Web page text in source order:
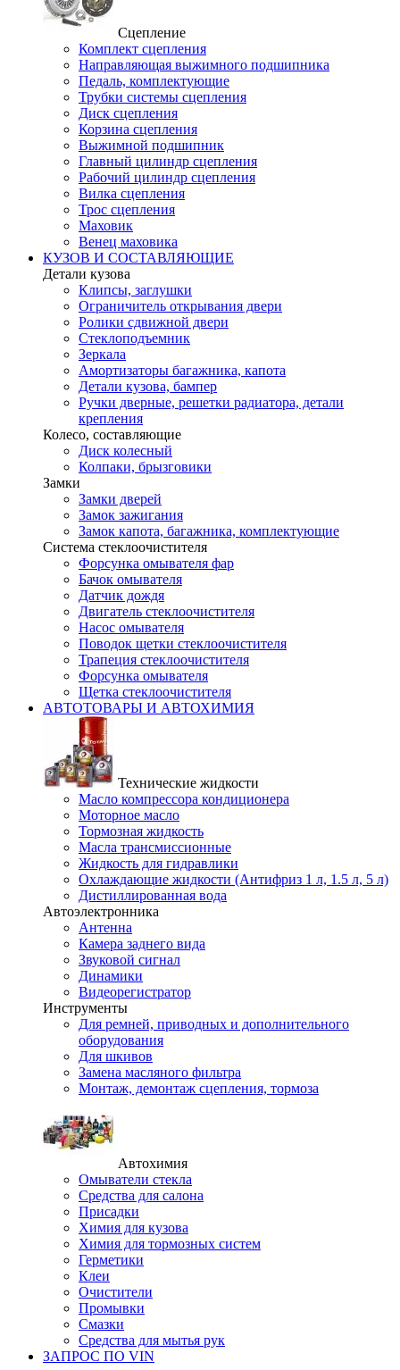
Сцепление
Комплект сцепления
Направляющая выжимного подшипника
Педаль, комплектующие
Трубки системы сцепления
Диск сцепления
Корзина сцепления
Выжимной подшипник
Главный цилиндр сцепления
Рабочий цилиндр сцепления
Вилка сцепления
Трос сцепления
Маховик
Венец маховика
КУЗОВ И СОСТАВЛЯЮЩИЕ
Детали кузова
Клипсы, заглушки
Ограничитель открывания двери
Ролики сдвижной двери
Стеклоподъемник
Зеркала
Амортизаторы багажника, капота
Детали кузова, бампер
Ручки дверные, решетки радиатора, детали
крепления
Колесо, составляющие
Диск колесный
Колпаки, брызговики
Замки
Замки дверей
Замок зажигания
Замок капота, багажника, комплектующие
Система стеклоочистителя
Форсунка омывателя фар
Бачок омывателя
Датчик дождя
Двигатель стеклоочистителя
Насос омывателя
Поводок щетки стеклоочистителя
Трапеция стеклоочистителя
Форсунка омывателя
Щетка стеклоочистителя
АВТОТОВАРЫ И АВТОХИМИЯ
Технические жидкости
Масло компрессора кондиционера
Моторное масло
Тормозная жидкость
Масла трансмиссионные
Жидкость для гидравлики
Охлаждающие жидкости (Антифриз 1 л, 1.5 л, 5 л)
Дистиллированная вода
Автоэлектронника
Антенна
Камера заднего вида
Звуковой сигнал
Динамики
Видеорегистратор
Инструменты
Для ремней, приводных и дополнительного
оборудования
Для шкивов
Замена масляного фильтра
Монтаж, демонтаж сцепления, тормоза
Автохимия
Омыватели стекла
Средства для салона
Присадки
Химия для кузова
Химия для тормозных систем
Герметики
Клеи
Очистители
Промывки
Смазки
Средства для мытья рук
ЗАПРОС ПО VIN